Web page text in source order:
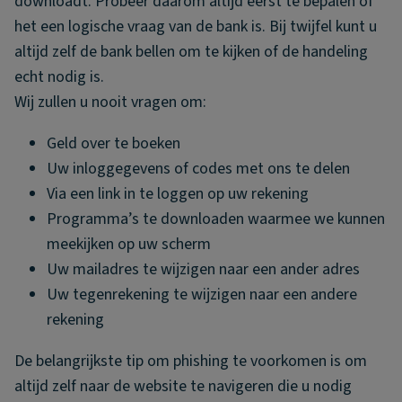
het een logische vraag van de bank is. Bij twijfel kunt u
altijd zelf de bank bellen om te kijken of de handeling
echt nodig is.
Wij zullen u nooit vragen om:
Geld over te boeken
Uw inloggegevens of codes met ons te delen
Via een link in te loggen op uw rekening
Programma’s te downloaden waarmee we kunnen
meekijken op uw scherm
Uw mailadres te wijzigen naar een ander adres
Uw tegenrekening te wijzigen naar een andere
rekening
De belangrijkste tip om phishing te voorkomen is om
altijd zelf naar de website te navigeren die u nodig